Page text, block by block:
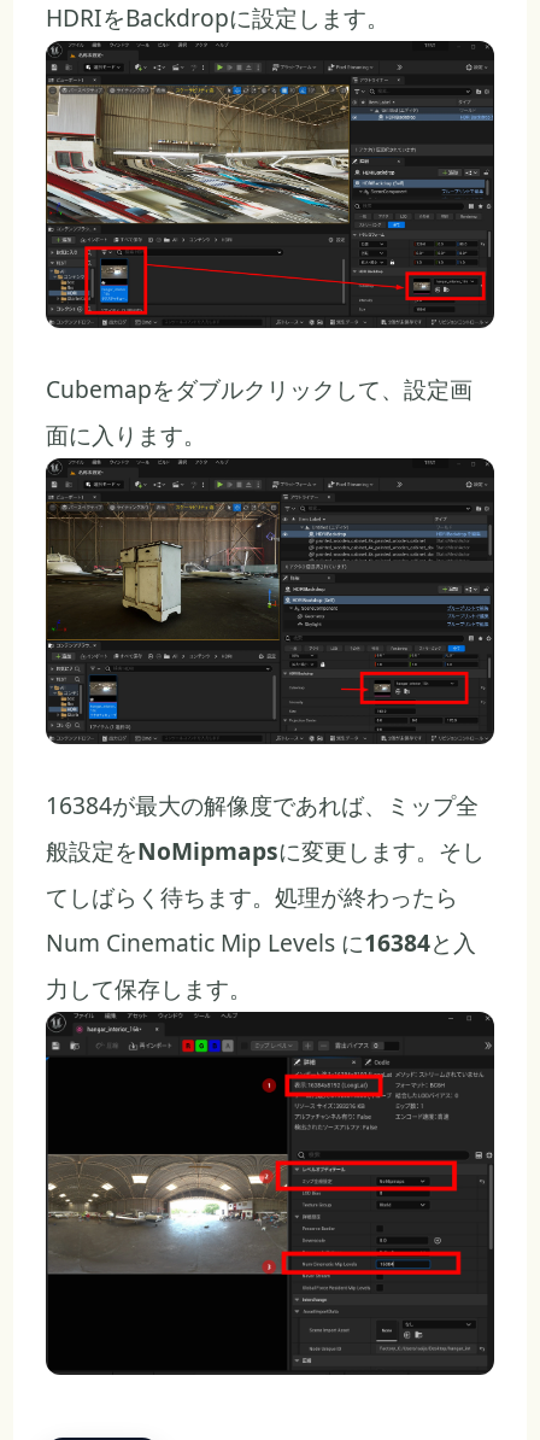
HDRIをBackdropに設定します。
Cubemapをダブルクリックして、設定画
面に入ります。
16384が最大の解像度であれば、ミップ全
般設定をNoMipmapsに変更します。そし
てしばらく待ちます。処理が終わったら
Num Cinematic Mip Levels に16384と入
力して保存します。